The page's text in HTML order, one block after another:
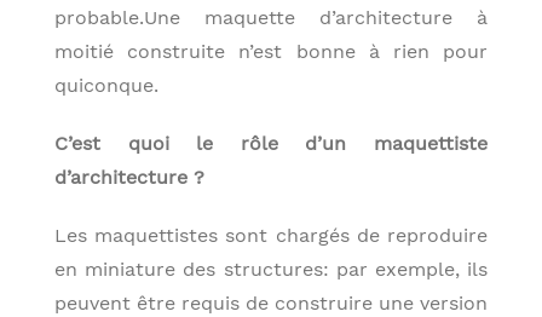
probable.Une maquette d’architecture à
moitié construite n’est bonne à rien pour
quiconque.
C’est quoi le rôle d’un maquettiste
d’architecture ?
Les maquettistes sont chargés de reproduire
en miniature des structures: par exemple, ils
peuvent être requis de construire une version